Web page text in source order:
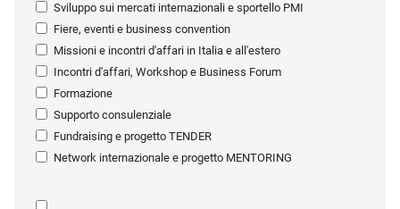
Sviluppo sui mercati internazionali e sportello PMI
Fiere, eventi e business convention
Missioni e incontri d'affari in Italia e all'estero
Incontri d'affari, Workshop e Business Forum
Formazione
Supporto consulenziale
Fundraising e progetto TENDER
Network internazionale e progetto MENTORING